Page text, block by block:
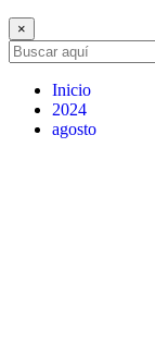
×
Inicio
2024
agosto